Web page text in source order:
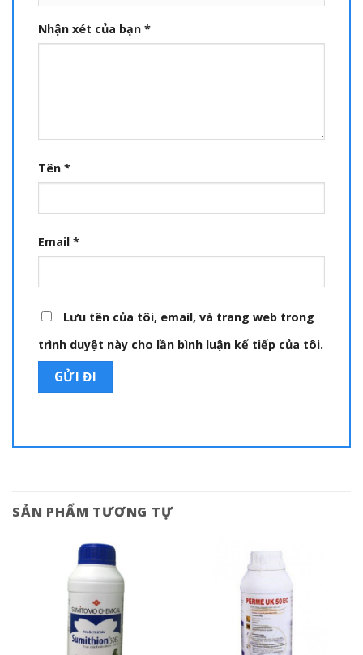
Nhận xét của bạn *
Tên *
Email *
Lưu tên của tôi, email, và trang web trong
trình duyệt này cho lần bình luận kế tiếp của tôi.
SẢN PHẨM TƯƠNG TỰ